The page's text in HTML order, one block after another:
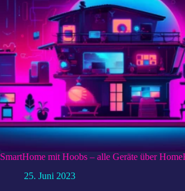
SmartHome mit Hoobs – alle Geräte über
25. Juni 2023